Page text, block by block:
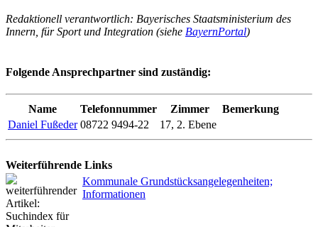
Redaktionell verantwortlich: Bayerisches Staatsministerium des
Innern, für Sport und Integration (siehe BayernPortal)
Folgende Ansprechpartner sind zuständig:
Name Telefonnummer Zimmer
Bemerkung
Daniel Fußeder 08722 9494-22 17, 2. Ebene
Weiterführende Links
Kommunale Grundstücksangelegenheiten;
Informationen